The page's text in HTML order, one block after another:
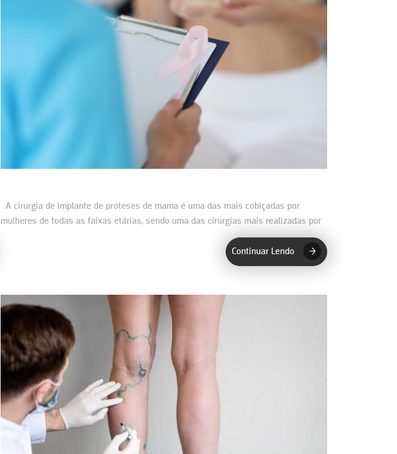
A cirurgia de implante de próteses de mama é uma das mais cobiçadas por
mulheres de todas as faixas etárias, sendo uma das cirurgias mais realizadas por
Continuar Lendo